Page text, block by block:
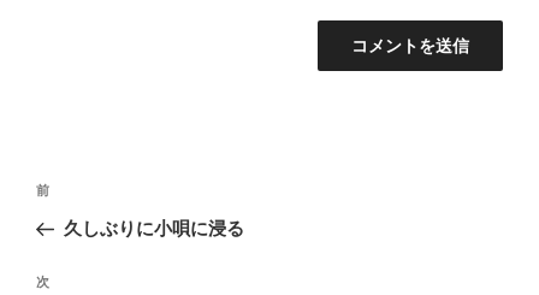
投
ナ
ビ
前
の
稿
前
久しぶりに小唄に浸る
次
次